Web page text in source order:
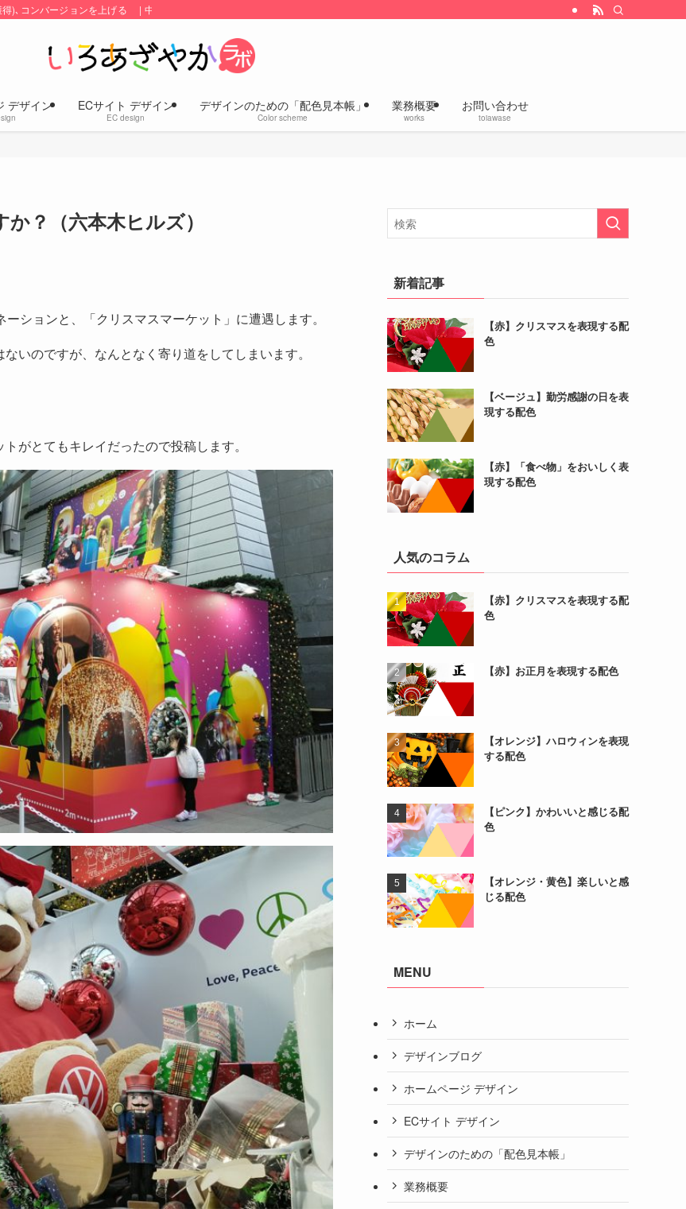
)､コンバージョンを上げる | 中小企業のホームページ・ECサイトの改善、企画デザインの「いろあざやかラボ」
デザイン ECサイト デザイン
EC design
デザインのための「配色見本帳」
Color scheme
業務概要
works
お問い合わせ
toiawase
？（六本木ヒルズ）
ションと、「クリスマスマーケット」に遭遇します。
いのですが、なんとなく寄り道をしてしまいます。
がとてもキレイだったので投稿します。
新着記事
【赤】クリスマスを表現する配
色
【ベージュ】勤労感謝の日を表
現する配色
【赤】「食べ物」をおいしく表
現する配色
人気のコラム
【赤】クリスマスを表現する配
色
【赤】お正月を表現する配色
【オレンジ】ハロウィンを表現
する配色
【ピンク】かわいいと感じる配
色
【オレンジ・黄色】楽しいと感
じる配色
MENU
ホーム
デザインブログ
ホームページ デザイン
ECサイト デザイン
デザインのための「配色見本帳」
業務概要